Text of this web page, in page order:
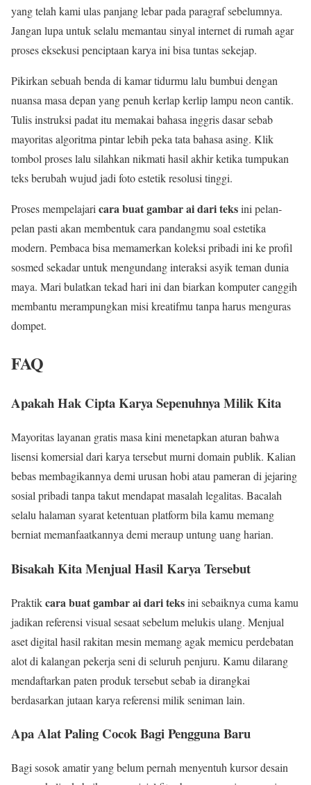
yang telah kami ulas panjang lebar pada paragraf sebelumnya.
Jangan lupa untuk selalu memantau sinyal internet di rumah agar
proses eksekusi penciptaan karya ini bisa tuntas sekejap.
Pikirkan sebuah benda di kamar tidurmu lalu bumbui dengan
nuansa masa depan yang penuh kerlap kerlip lampu neon cantik.
Tulis instruksi padat itu memakai bahasa inggris dasar sebab
mayoritas algoritma pintar lebih peka tata bahasa asing. Klik
tombol proses lalu silahkan nikmati hasil akhir ketika tumpukan
teks berubah wujud jadi foto estetik resolusi tinggi.
Proses mempelajari cara buat gambar ai dari teksini pelan-
pelan pasti akan membentuk cara pandangmu soal estetika
modern. Pembaca bisa memamerkan koleksi pribadi ini ke profil
sosmed sekadar untuk mengundang interaksi asyik teman dunia
maya. Mari bulatkan tekad hari ini dan biarkan komputer canggih
membantu merampungkan misi kreatifmu tanpa harus menguras
dompet.
FAQ
Apakah Hak Cipta Karya Sepenuhnya Milik Kita
Mayoritas layanan gratis masa kini menetapkan aturan bahwa
lisensi komersial dari karya tersebut murni domain publik. Kalian
bebas membagikannya demi urusan hobi atau pameran di jejaring
sosial pribadi tanpa takut mendapat masalah legalitas. Bacalah
selalu halaman syarat ketentuan platform bila kamu memang
berniat memanfaatkannya demi meraup untung uang harian.
Bisakah Kita Menjual Hasil Karya Tersebut
Praktikcara buat gambar ai dari teksini sebaiknya cuma kamu
jadikan referensi visual sesaat sebelum melukis ulang. Menjual
aset digital hasil rakitan mesin memang agak memicu perdebatan
alot di kalangan pekerja seni di seluruh penjuru. Kamu dilarang
mendaftarkan paten produk tersebut sebab ia dirangkai
berdasarkan jutaan karya referensi milik seniman lain.
Apa Alat Paling Cocok Bagi Pengguna Baru
Bagi sosok amatir yang belum pernah menyentuh kursor desain